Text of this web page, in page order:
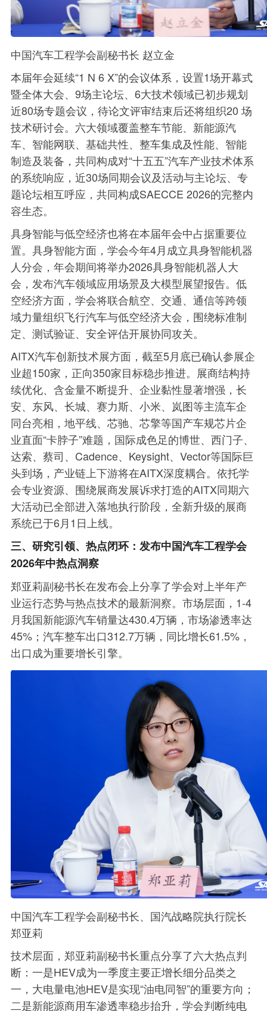
中国汽车工程学会副秘书长 赵立金
本届年会延续“1 N 6 X”的会议体系，设置1场开幕式
暨全体大会、9场主论坛、6大技术领域已初步规划
近80场专题会议，待论文评审结束后还将组织20 场
技术研讨会。六大领域覆盖整车节能、新能源汽
车、智能网联、基础共性、整车集成及性能、智能
制造及装备，共同构成对“十五五”汽车产业技术体系
的系统响应，近30场同期会议及活动与主论坛、专
题论坛相互呼应，共同构成SAECCE 2026的完整内
容生态。
具身智能与低空经济也将在本届年会中占据重要位
置。具身智能方面，学会今年4月成立具身智能机器
人分会，年会期间将举办2026具身智能机器人大
会，发布汽车领域应用场景及大模型展望报告。低
空经济方面，学会将联合航空、交通、通信等跨领
域力量组织飞行汽车与低空经济大会，围绕标准制
定、测试验证、安全评估开展协同攻关。
AITX汽车创新技术展方面，截至5月底已确认参展企
业超150家，正向350家目标稳步推进。展商结构持
续优化、含金量不断提升、企业黏性显著增强，长
安、东风、长城、赛力斯、小米、岚图等主流车企
同台亮相，地平线、芯驰、芯擎等国产车规芯片企
业直面“卡脖子”难题，国际成色足的博世、西门子、
达索、蔡司、Cadence、Keysight、Vector等国际巨
头到场，产业链上下游将在AITX深度耦合。依托学
会专业资源、围绕展商发展诉求打造的AITX同期六
大活动已全部进入落地执行阶段，全新升级的展商
系统已于6月1日上线。
三、研究引领、热点闭环：发布中国汽车工程学会
2026年中热点洞察
郑亚莉副秘书长在发布会上分享了学会对上半年产
业运行态势与热点技术的最新洞察。市场层面，1-4
月我国新能源汽车销量达430.4万辆，市场渗透率达
45%；汽车整车出口312.7万辆，同比增长61.5%，
出口成为重要增长引擎。
中国汽车工程学会副秘书长、国汽战略院执行院长
郑亚莉
技术层面，郑亚莉副秘书长重点分享了六大热点判
断：一是HEV成为一季度主要正增长细分品类之
一，大电量电池HEV是实现“油电同智”的重要方向；
二是新能源商用车渗透率稳步抬升，学会判断纯电